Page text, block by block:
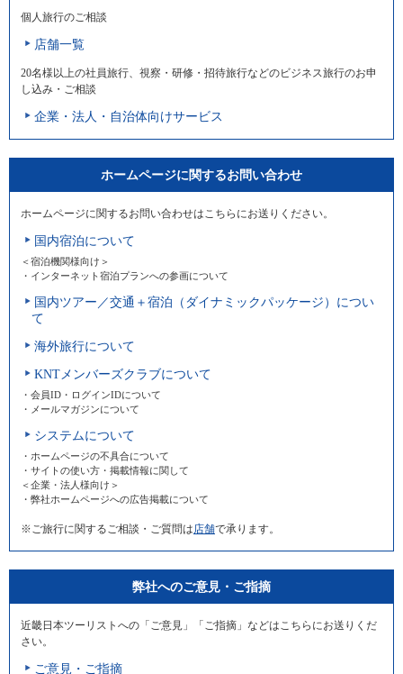
個人旅行のご相談
店舗一覧
20名様以上の社員旅行、視察・研修・招待旅行などのビジネス旅行のお申
し込み・ご相談
企業・法人・自治体向けサービス
ホームページに関するお問い合わせ
ホームページに関するお問い合わせはこちらにお送りください。
国内宿泊について
＜宿泊機関様向け＞
・インターネット宿泊プランへの参画について
国内ツアー／交通＋宿泊（ダイナミックパッケージ）につい
て
海外旅行について
KNTメンバーズクラブについて
・会員ID・ログインIDについて
・メールマガジンについて
システムについて
・ホームページの不具合について
・サイトの使い方・掲載情報に関して
＜企業・法人様向け＞
・弊社ホームページへの広告掲載について
※ご旅行に関するご相談・ご質問は 店舗で承ります。
弊社へのご意見・ご指摘
近畿日本ツーリストへの「ご意見」「ご指摘」などはこちらにお送りくだ
さい。
ご意見・ご指摘